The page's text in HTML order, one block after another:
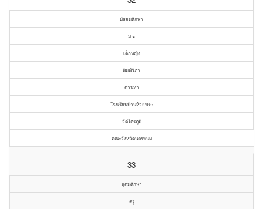
มัธยมศึกษา
ม.๑
เด็กหญิง
พิมพ์วิภา
ด่านหา
โรงเรียนบ้านห้วยพระ
วัดไตรภูมิ
คณะจังหวัดนครพนม
33
อุดมศึกษา
ครู